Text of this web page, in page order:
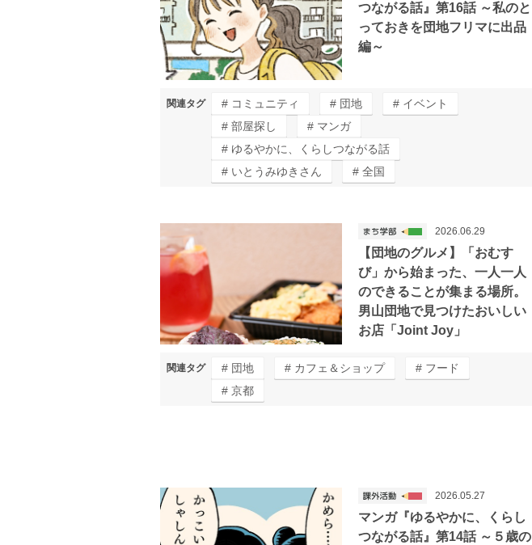
つながる話』第16話 ～私のと
っておきを団地フリマに出品
編～
関連タグ コミュニティ 団地
イベント
部屋探し
マンガ
ゆるやかに、くらしつながる話
いとうみゆきさん
全国
【団地のグルメ】「おむす
び」から始まった、一人一人
のできることが集まる場所。
男山団地で見つけたおいしい
お店「Joint Joy」
2026.06.29
関連タグ 団地 カフェ＆ショップ
フード
京都
マンガ『ゆるやかに、くらし
つながる話』第14話 ～５歳の
2026.05.27